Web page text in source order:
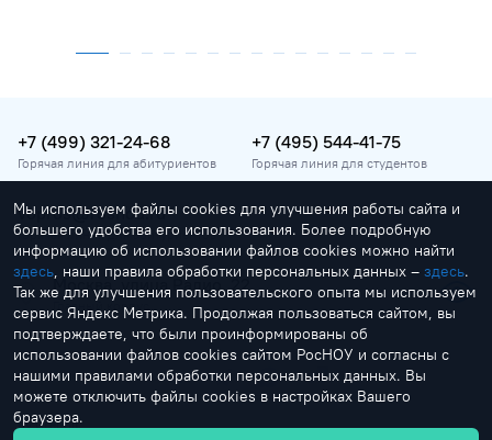
+7 (499) 321-24-68
Горячая линия для абитуриентов
+7 (495) 544-41-75
Горячая линия для студентов
vopros@rosnou.ru
Горячая линия для абитуриентов
Москва, улица Радио, 22
Главный корпус
by Creonit
Мы используем файлы cookies для улучшения работы сайта и
большего удобства его использования. Более подробную
информацию об использовании файлов cookies можно найти
здесь, наши правила обработки персональных данных – здесь.
Так же для улучшения пользовательского опыта мы используем
сервис Яндекс Метрика. Продолжая пользоваться сайтом, вы
подтверждаете, что были проинформированы об
использовании файлов cookies сайтом РосНОУ и согласны с
нашими правилами обработки персональных данных. Вы
можете отключить файлы cookies в настройках Вашего
браузера.